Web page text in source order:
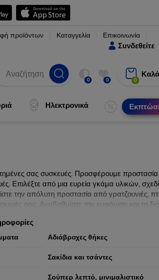
προϊόντων Καταγγελία Επικοινωνία
Συνδεθείτε
0 0 0
Ηλεκτρονικά
σας συσκευές. Προσφέρουμε προστασία
Επιλέξτε από μια ευρεία γκάμα υλικών,
την απόλυτη προστασία από γρατζουνιές,
σας. Αναβαθμίστε την εμφάνιση και τη
Αδιάβροχες θήκες
Σακίδια και τσάντες
Σούπερ λεπτό, μινιμαλιστικό